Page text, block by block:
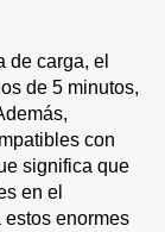
de carga, el
de 5 minutos,
con
significa que
en el
enormes